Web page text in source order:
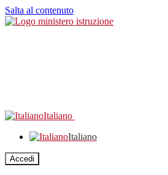
Salta al contenuto
Italiano
Italiano
Accedi